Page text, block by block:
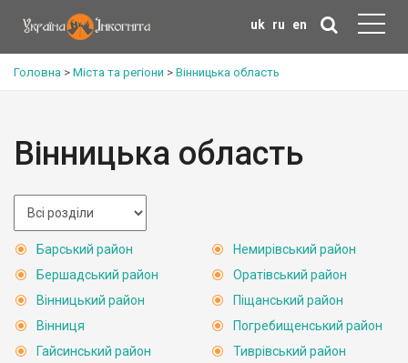
uk ru en
Головна > Міста та регіони > Вінницька область
Вінницька область
Барський район
Бершадський район
Вінницький район
Вінниця
Гайсинський район
Немирівський район
Оратівський район
Піщанський район
Погребищенський район
Тиврівський район